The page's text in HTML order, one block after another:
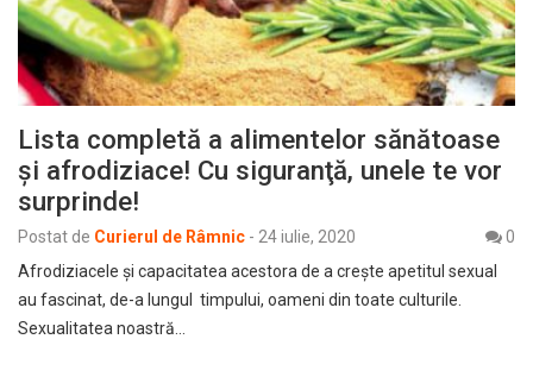
Lista completă a alimentelor sănătoase
şi afrodiziace! Cu siguranţă, unele te vor
surprinde!
Postat de Curierul de Râmnic - 24 iulie, 2020
0
Afrodiziacele şi capacitatea acestora de a creşte apetitul sexual
au fascinat, de-a lungul timpului, oameni din toate culturile.
Sexualitatea noastră…